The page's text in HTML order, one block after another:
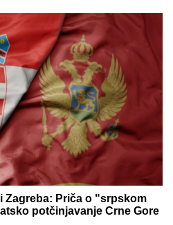
Zagreba: Priča o "srpskom
potčinjavanje Crne Gore